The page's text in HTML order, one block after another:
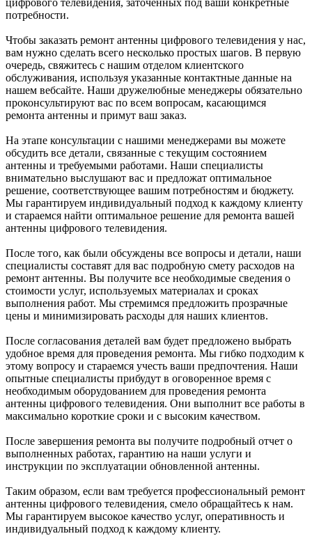
цифрового телевидения, заточенных под ваши конкретные
потребности.
Чтобы заказать ремонт антенны цифрового телевидения у нас,
вам нужно сделать всего несколько простых шагов. В первую
очередь, свяжитесь с нашим отделом клиентского
обслуживания, используя указанные контактные данные на
нашем вебсайте. Наши дружелюбные менеджеры обязательно
проконсультируют вас по всем вопросам, касающимся
ремонта антенны и примут ваш заказ.
На этапе консультации с нашими менеджерами вы можете
обсудить все детали, связанные с текущим состоянием
антенны и требуемыми работами. Наши специалисты
внимательно выслушают вас и предложат оптимальное
решение, соответствующее вашим потребностям и бюджету.
Мы гарантируем индивидуальный подход к каждому клиенту
и стараемся найти оптимальное решение для ремонта вашей
антенны цифрового телевидения.
После того, как были обсуждены все вопросы и детали, наши
специалисты составят для вас подробную смету расходов на
ремонт антенны. Вы получите все необходимые сведения о
стоимости услуг, используемых материалах и сроках
выполнения работ. Мы стремимся предложить прозрачные
цены и минимизировать расходы для наших клиентов.
После согласования деталей вам будет предложено выбрать
удобное время для проведения ремонта. Мы гибко подходим к
этому вопросу и стараемся учесть ваши предпочтения. Наши
опытные специалисты прибудут в оговоренное время с
необходимым оборудованием для проведения ремонта
антенны цифрового телевидения. Они выполнит все работы в
максимально короткие сроки и с высоким качеством.
После завершения ремонта вы получите подробный отчет о
выполненных работах, гарантию на наши услуги и
инструкции по эксплуатации обновленной антенны.
Таким образом, если вам требуется профессиональный ремонт
антенны цифрового телевидения, смело обращайтесь к нам.
Мы гарантируем высокое качество услуг, оперативность и
индивидуальный подход к каждому клиенту.